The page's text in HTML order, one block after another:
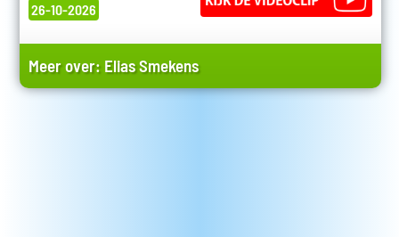
26-10-2026
Meer over: Elias Smekens